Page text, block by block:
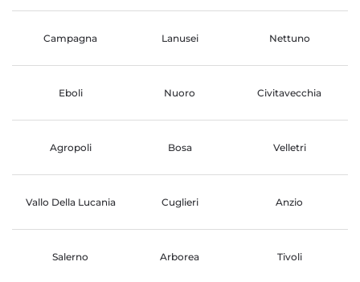
Campagna Lanusei Nettuno
Eboli Nuoro Civitavecchia
Agropoli Bosa Velletri
Vallo Della Lucania Cuglieri Anzio
Salerno Arborea Tivoli